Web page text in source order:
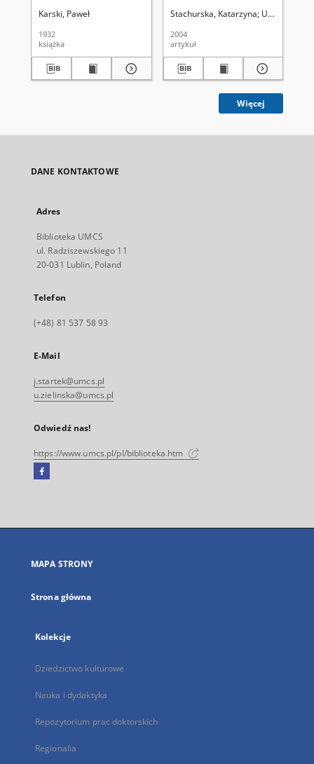
Karski, Paweł
1932
książka
Stachurska, Katarzyna Uniwersytet
2004
artykuł
Więcej
DANE KONTAKTOWE
Adres
Biblioteka UMCS
ul. Radziszewskiego 11
20-031 Lublin, Poland
Telefon
(+48) 81 537 58 93
E-Mail
j.startek@umcs.pl
u.zielinska@umcs.pl
Odwiedź nas!
https://www.umcs.pl/pl/biblioteka.htm
Facebook
się
karcie
MAPA STRONY
Strona główna
Kolekcje
Dziedzictwo kulturowe
Nauka i dydaktyka
Repozytorium prac doktorskich
Regionalia